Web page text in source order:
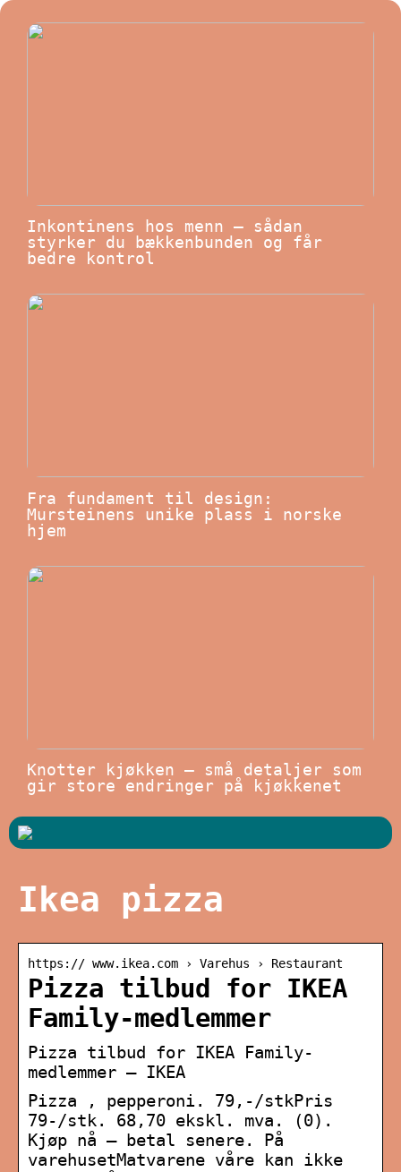
Inkontinens hos menn – sådan
styrker du bækkenbunden og får
bedre kontrol
Fra fundament til design:
Mursteinens unike plass i norske
hjem
Knotter kjøkken – små detaljer som
gir store endringer på kjøkkenet
Ikea pizza
https:// www.ikea.com › Varehus › Restaurant
Pizza tilbud for IKEA
Family-medlemmer
Pizza tilbud for IKEA Family-
medlemmer – IKEA
Pizza , pepperoni. 79,-/stkPris
79-/stk. 68,70 ekskl. mva. (0).
Kjøp nå – betal senere. På
varehusetMatvarene våre kan ikke